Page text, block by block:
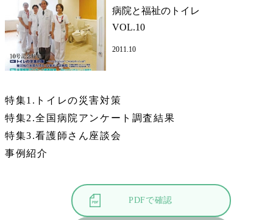
病院と福祉のトイレ
VOL.10
2011.10
特集1.トイレの災害対策
特集2.全国病院アンケート調査結果
特集3.看護師さん座談会
事例紹介
PDFで確認